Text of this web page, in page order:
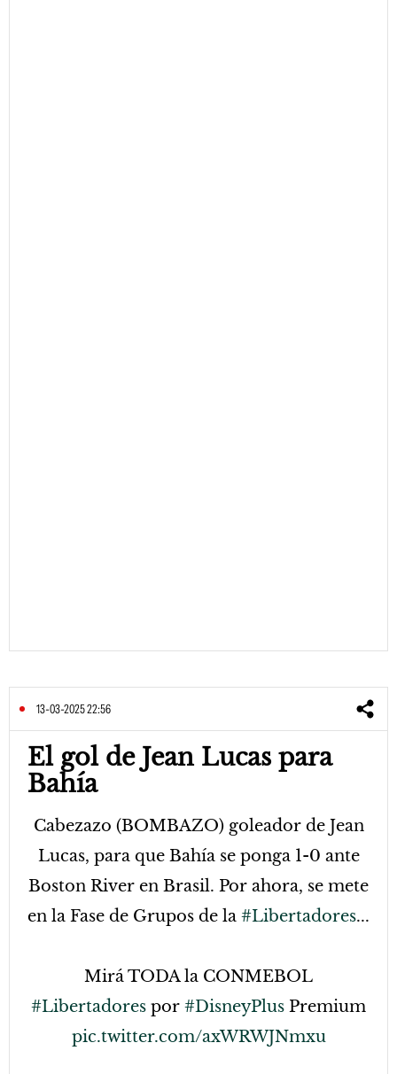
13-03-2025 22:56
El gol de Jean Lucas para
Bahía
Cabezazo (BOMBAZO) goleador de Jean
Lucas, para que Bahía se ponga 1-0 ante
Boston River en Brasil. Por ahora, se mete
en la Fase de Grupos de la #Libertadores...
Mirá TODA la CONMEBOL
#Libertadores por #DisneyPlus Premium
pic.twitter.com/axWRWJNmxu